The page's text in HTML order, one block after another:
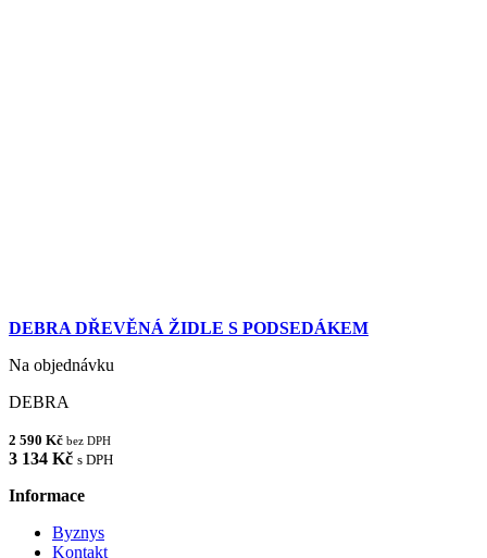
DEBRA DŘEVĚNÁ ŽIDLE S PODSEDÁKEM
Na objednávku
DEBRA
2 590 Kč bez DPH
3 134 Kč s DPH
Informace
Byznys
Kontakt